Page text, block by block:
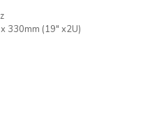
330mm (19″ x2U)